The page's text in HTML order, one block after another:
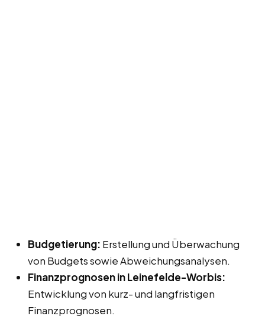
Budgetierung: Erstellung und Überwachung
von Budgets sowie Abweichungsanalysen.
Finanzprognosen in Leinefelde-Worbis:
Entwicklung von kurz- und langfristigen
Finanzprognosen.